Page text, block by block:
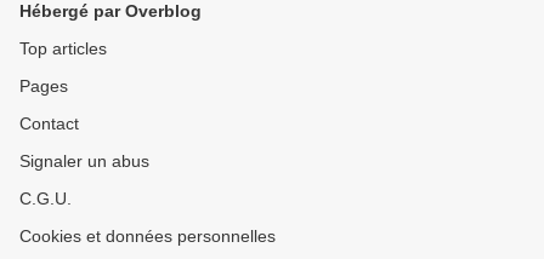
Hébergé par Overblog
Top articles
Pages
Contact
Signaler un abus
C.G.U.
Cookies et données personnelles